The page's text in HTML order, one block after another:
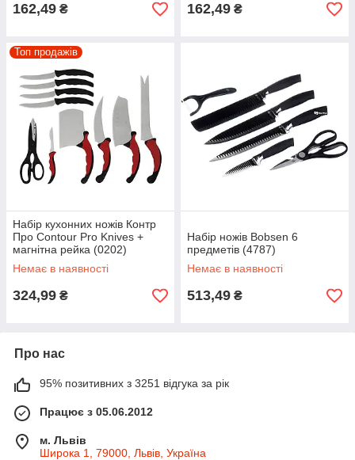
162,49 ₴ 162,49 ₴
Топ продажів
Набір кухонних ножів Контр
Про Contour Pro Knives +
магнітна рейка (0202)
Немає в наявності
324,99 ₴
Набір ножів Bobsen 6
предметів (4787)
Немає в наявності
513,49 ₴
Про нас
95% позитивних з 3251 відгука за рік
Працює з 05.06.2012
м. Львів
Широка 1, 79000, Львів, Україна